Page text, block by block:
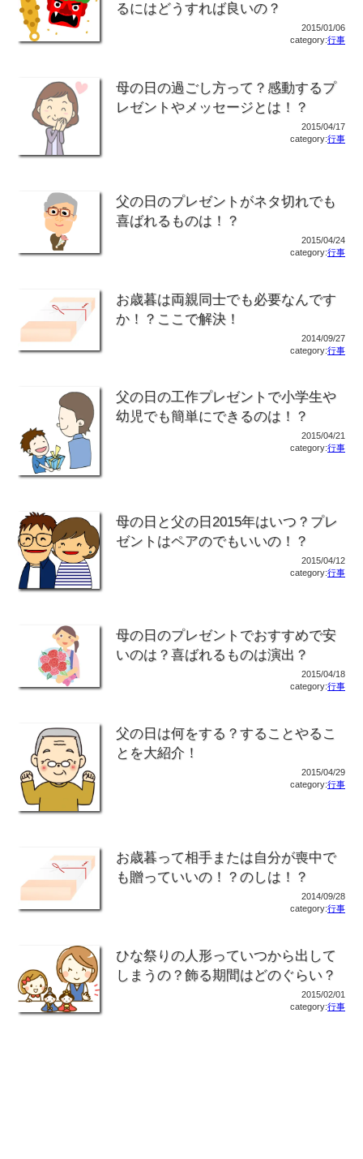
るにはどうすれば良いの？
2015/01/06
category:行事
母の日の過ごし方って？感動するプ
レゼントやメッセージとは！？
2015/04/17
category:行事
父の日のプレゼントがネタ切れでも
喜ばれるものは！？
2015/04/24
category:行事
お歳暮は両親同士でも必要なんです
か！？ここで解決！
2014/09/27
category:行事
父の日の工作プレゼントで小学生や
幼児でも簡単にできるのは！？
2015/04/21
category:行事
母の日と父の日2015年はいつ？プレ
ゼントはペアのでもいいの！？
2015/04/12
category:行事
母の日のプレゼントでおすすめで安
いのは？喜ばれるものは演出？
2015/04/18
category:行事
父の日は何をする？することやるこ
とを大紹介！
2015/04/29
category:行事
お歳暮って相手または自分が喪中で
も贈っていいの！？のしは！？
2014/09/28
category:行事
ひな祭りの人形っていつから出して
しまうの？飾る期間はどのぐらい？
2015/02/01
category:行事